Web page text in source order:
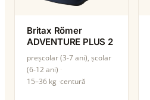
Britax Römer
ADVENTURE PLUS 2
preșcolar (3-7 ani), școlar
(6-12 ani)
15–36 kg centură